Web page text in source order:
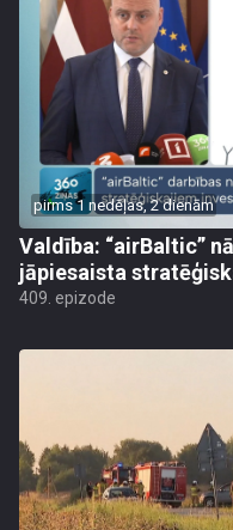
pirms 1 nedēļas, 2 dienām
Valdība: “airBaltic”
jāpiesaista
409. epizode